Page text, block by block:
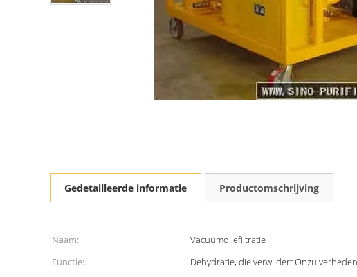
Gedetailleerde informatie Productomschrijving
Naam: Vacuümoliefiltratie
Functie:
Dehydratie, die verwijdert